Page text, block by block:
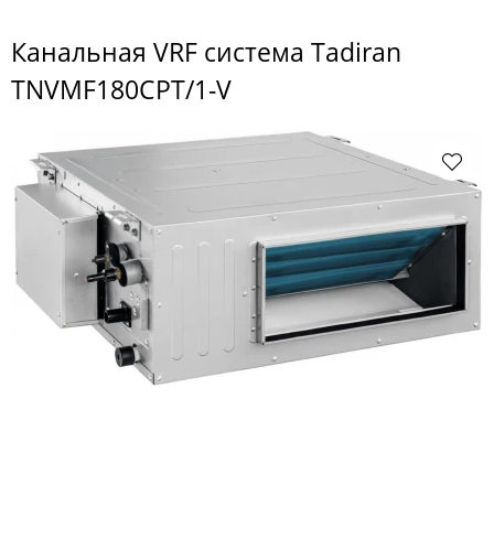
Канальная VRF система Tadiran
TNVMF180CPT/1-V